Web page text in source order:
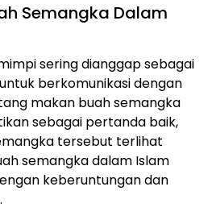
Semangka Dalam
sering dianggap sebagai
berkomunikasi dengan
makan buah semangka
sebagai pertanda baik,
tersebut terlihat
semangka dalam Islam
keberuntungan dan